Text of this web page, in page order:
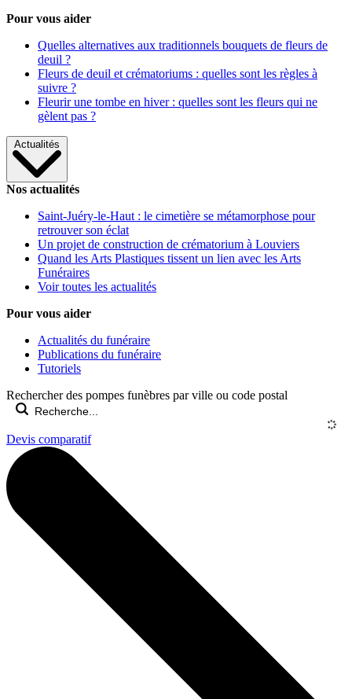
Pour vous aider
Quelles alternatives aux traditionnels bouquets de fleurs de
deuil ?
Fleurs de deuil et crématoriums : quelles sont les règles à
suivre ?
Fleurir une tombe en hiver : quelles sont les fleurs qui ne
gèlent pas ?
Actualités
Nos actualités
Saint-Juéry-le-Haut : le cimetière se métamorphose pour
retrouver son éclat
Un projet de construction de crématorium à Louviers
Quand les Arts Plastiques tissent un lien avec les Arts
Funéraires
Voir toutes les actualités
Pour vous aider
Actualités du funéraire
Publications du funéraire
Tutoriels
Rechercher des pompes funèbres par ville ou code postal
Devis comparatif